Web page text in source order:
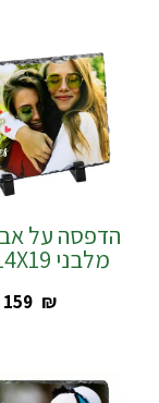
הדפסה על
מלבני 14X19 ס"מ
‎159 ₪